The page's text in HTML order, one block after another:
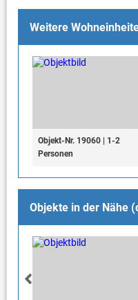
Weitere
Objekt-Nr. 19060 | 1-2
Personen
Objekte in der Nähe